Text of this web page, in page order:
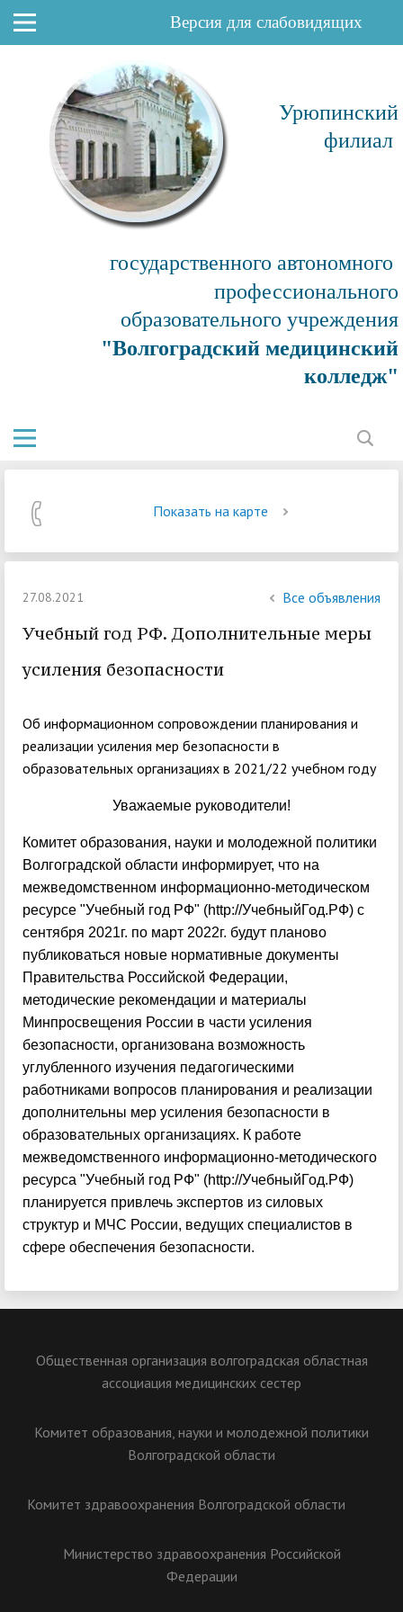
Версия для слабовидящих
Урюпинский
филиал
государственного автономного
профессионального
образовательного учреждения
"Волгоградский медицинский
колледж"
Показать на карте
27.08.2021 Все объявления
Учебный год РФ. Дополнительные меры
усиления безопасности
Об информационном сопровождении планирования и
реализации усиления мер безопасности в
образовательных организациях в 2021/22 учебном году
Уважаемые руководители!
Комитет образования, науки и молодежной политики
Волгоградской области информирует, что на
межведомственном информационно-методическом
pecypce "Учебный год РФ" (http://УчебныйГод.РФ) с
сентября 2021г. по март 2022г. будут планово
публиковаться новые нормативные документы
Правительства Российской Федерации,
методические рекомендации и материалы
Минпросвещения России в части усиления
безопасности, организована возможность
углубленного изучения педагогическими
работниками вопросов планирования и реализации
дополнительны мер усиления безопасности в
образовательных организациях. К работе
межведомственного информационно-методического
pecypca "Учебный год РФ" (http://УчебныйГод.РФ)
планируется привлечь экспертов из силовых
структур и МЧС России, ведущих специалистов в
сфере обеспечения безопасности.
Общественная организация волгоградская областная
ассоциация медицинских сестер
Комитет образования, науки и молодежной политики
Волгоградской области
Комитет здравоохранения Волгоградской области
Министерство здравоохранения Российской
Федерации